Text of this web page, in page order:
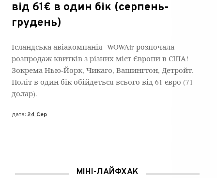
від 61€ в один бік (серпень-
грудень)
Ісландська авіакомпанія WOWAir розпочала
розпродаж квитків з різних міст Європи в США!
Зокрема Нью-Йорк, Чикаго, Вашингтон, Детройт.
Політ в один бік обійдеться всього від 61 євро (71
долар).
дата: 24 Сер
МІНІ-ЛАЙФХАК